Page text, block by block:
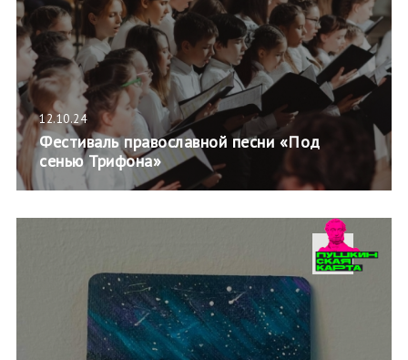
12.10.24
Фестиваль православной песни «Под
сенью Трифона»